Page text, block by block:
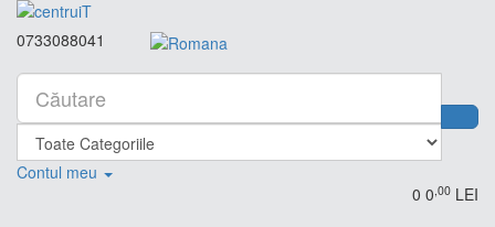
0733088041
Contul meu
0 0,00 LEI